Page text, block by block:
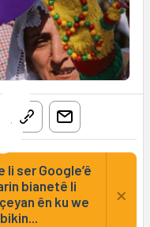
li ser Google’ê
bianetê li
ên ku we
×